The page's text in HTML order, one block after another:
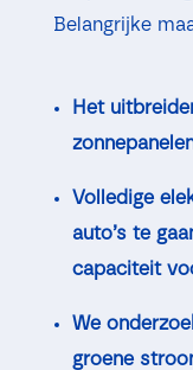
Belangrijke
Het
Volledige
auto’s te
capaciteit
We
groene